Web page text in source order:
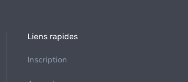
Liens rapides
Inscription